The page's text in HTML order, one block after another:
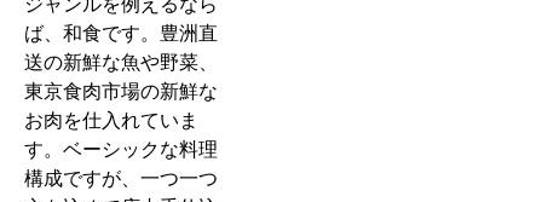
ば、和食です。豊洲直
送の新鮮な魚や野菜、
東京食肉市場の新鮮な
お肉を仕入れていま
す。ベーシックな料理
構成ですが、一つ一つ